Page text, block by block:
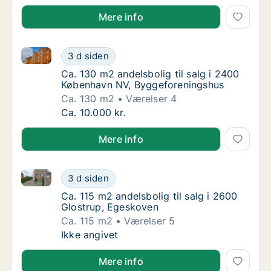
Mere info
Ca. 130 m2 andelsbolig til salg i 2400
3 d siden
Ca. 130 m2 andelsbolig til salg i 2400 København
Ca. 130 m2 andelsbolig til salg i 2400
Ca. 130 m2 andelsbolig til salg i 2400
København NV, Byggeforeningshus
Ca. 130 m2
Værelser 4
Ca. 130 m2 andelsbolig til salg i 2400
Ca. 10.000 kr.
Mere info
Ca. 115 m2 andelsbolig til salg i 2600
3 d siden
Ca. 115 m2 andelsbolig til salg i 2600 Glostrup,
Ca. 115 m2 andelsbolig til salg i 2600
Ca. 115 m2 andelsbolig til salg i 2600
Glostrup, Egeskoven
Ca. 115 m2
Værelser 5
Ca. 115 m2 andelsbolig til salg i 2600
Ikke angivet
Mere info